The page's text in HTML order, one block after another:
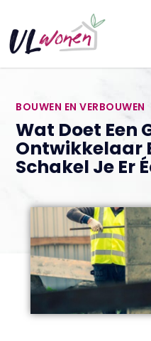
BOUWEN EN VERBOUWEN
Wat Doet Een
Ontwikkelaar
Schakel Je Er